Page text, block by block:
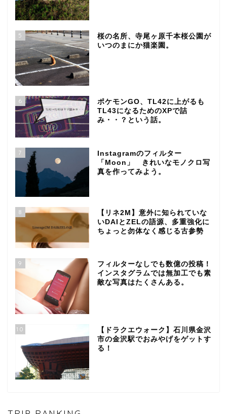
5
桜の名所、寺尾ヶ原千本桜公園が
いつのまにか猫楽園。
6
ポケモンGO、TL42に上がるも
TL43になるためのXPで詰
み・・？という話。
7
Instagramのフィルター
「Moon」 きれいなモノクロ写
真を作ってみよう。
8
【リネ2M】意外に知られていな
いDAIとZELの語源、多重強化に
ちょっと勿体なく感じる古参勢
9
フィルターなしでも数億の投稿！
インスタグラムでは無加工でも素
敵な写真はたくさんある。
10
【ドラクエウォーク】石川県金沢
市の金沢駅でおみやげをゲットす
る！